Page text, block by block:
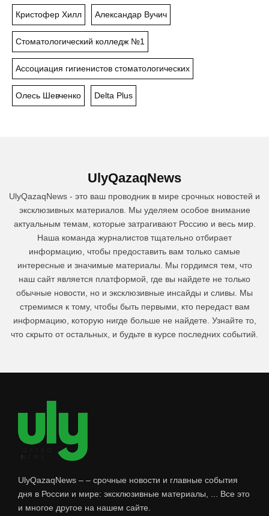
Кристофер Хилл Александар Вучич
Стоматологический колледж №1
Ассоциация гигиенистов стоматологических
Олесь Шевченко Delta Plus
UlyQazaqNews
UlyQazaqNews - это ваш проводник в мире срочных новостей и
эксклюзивных материалов. Мы уделяем особое внимание
актуальным темам, которые затрагивают Россию и весь мир.
Наша команда журналистов тщательно отбирает
информацию, чтобы предоставить вам только самые
интересные и значимые материалы. Мы гордимся тем, что
наш сайт является платформой, где вы найдете не только
обычные новости, но и эксклюзивные инсайды и сливы. Мы
стремимся к тому, чтобы быть первыми, кто передаст вам
информацию, которую нигде больше не найдете. Узнайте то,
что скрыто от остальных, и будьте в курсе последних событий.
UlyQazaqNews – – срочные новости и главные события
дня в России и мире: эксклюзивные материалы, ... Все это
и многое другое на нашем сайте.